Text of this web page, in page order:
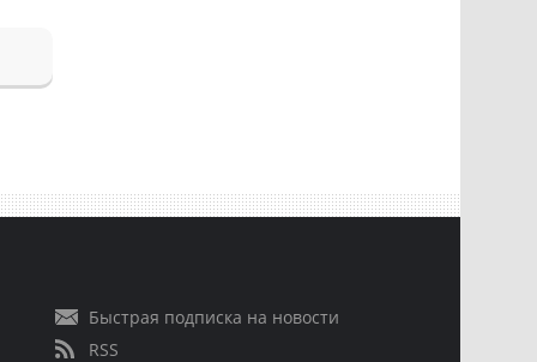
Быстрая подписка на новости
RSS